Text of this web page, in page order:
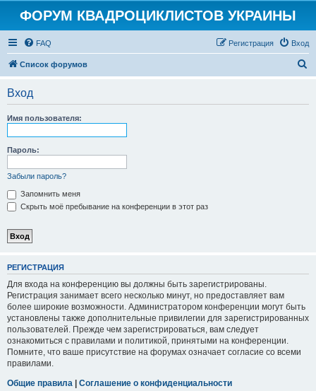
ФОРУМ КВАДРОЦИКЛИСТОВ УКРАИНЫ
FAQ Вход
Регистрация
Список форумов
Вход
Имя пользователя:
Пароль:
Забыли пароль?
Запомнить меня
Скрыть моё пребывание на конференции в этот раз
РЕГИСТРАЦИЯ
Для входа на конференцию вы должны быть зарегистрированы.
Регистрация занимает всего несколько минут, но предоставляет вам
более широкие возможности. Администратором конференции могут быть
установлены также дополнительные привилегии для зарегистрированных
пользователей. Прежде чем зарегистрироваться, вам следует
ознакомиться с правилами и политикой, принятыми на конференции.
Помните, что ваше присутствие на форумах означает согласие со всеми
правилами.
Общие правила | Соглашение о конфиденциальности